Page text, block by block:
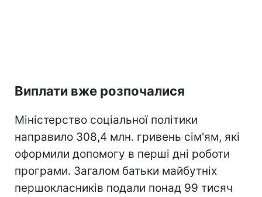
Виплати вже розпочалися
Міністерство соціальної політики
направило 308,4 млн. гривень сім'ям, які
оформили допомогу в перші дні роботи
програми. Загалом батьки майбутніх
першокласників подали понад 99 тисяч